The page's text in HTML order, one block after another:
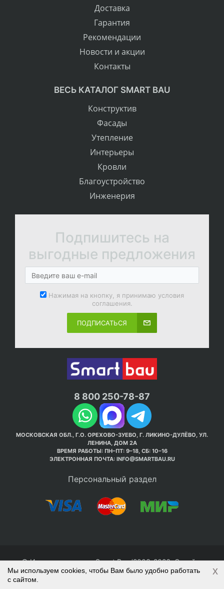
Доставка
Гарантия
Рекомендации
Новости и акции
Контакты
ВЕСЬ КАТАЛОГ SMART BAU
Конструктив
Фасады
Утепление
Интерьеры
Кровли
Благоустройство
Инженерия
Подпишитесь на
выгодные предложения
Нажимая на кнопку, я принимаю условия
соглашения.
ПОДПИСАТЬСЯ
8 800 250-78-87
МОСКОВСКАЯ ОБЛ., Г.О. ОРЕХОВО-ЗУЕВО, Г. ЛИКИНО-ДУЛЁВО, УЛ.
ЛЕНИНА, ДОМ 2А
ВРЕМЯ РАБОТЫ: ПН–ПТ: 9–18, СБ: 10–16
ЭЛЕКТРОННАЯ ПОЧТА: INFO@SMARTBAU.RU
Персональный раздел
© Интернет-магазин Smart Bau ’2003-2026. Стройте
правильно с 1-го раза.
Политика обработки персональных данных
Мы используем cookies, чтобы Вам было удобно работать
с сайтом.
x